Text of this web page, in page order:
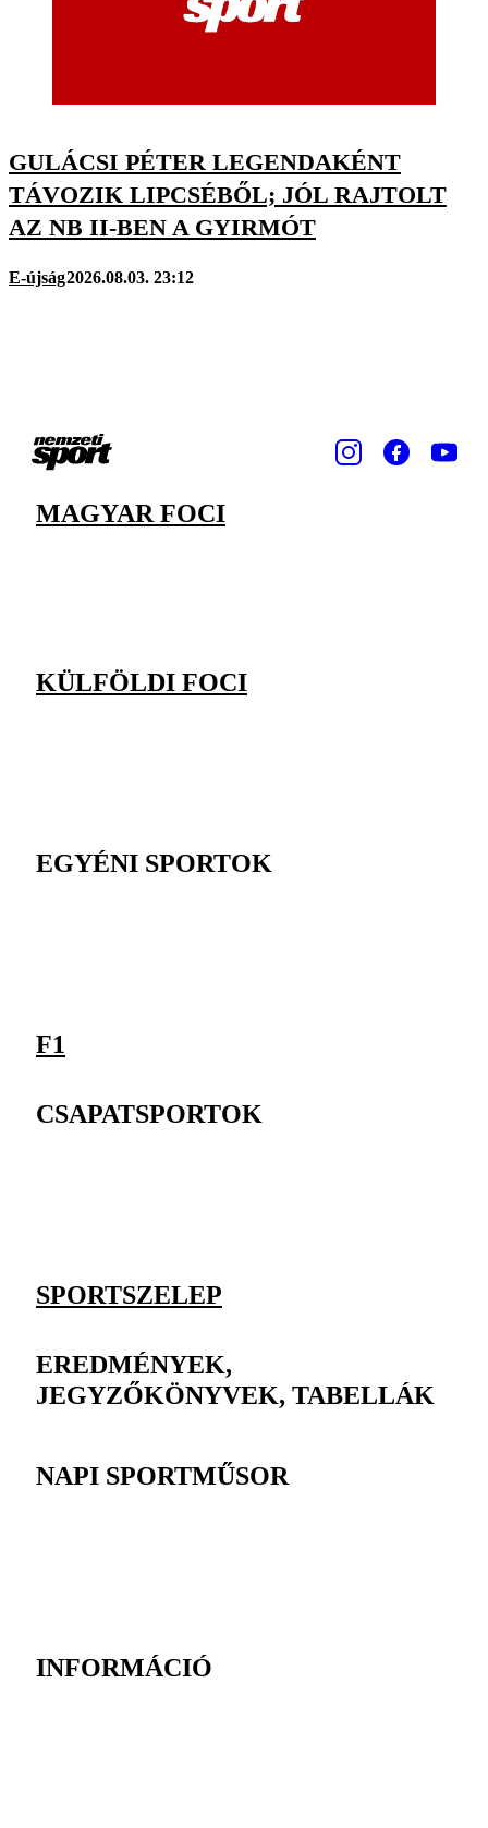
GULÁCSI PÉTER LEGENDAKÉNT
TÁVOZIK LIPCSÉBŐL; JÓL RAJTOLT
AZ NB II-BEN A GYIRMÓT
E-újság2026.08.03. 23:12
MAGYAR FOCI
KÜLFÖLDI FOCI
EGYÉNI SPORTOK
F1
CSAPATSPORTOK
SPORTSZELEP
EREDMÉNYEK,
JEGYZŐKÖNYVEK, TABELLÁK
NAPI SPORTMŰSOR
INFORMÁCIÓ